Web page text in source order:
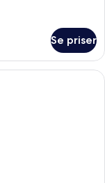
Se priser
med skrivebord, to